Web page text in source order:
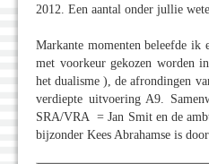
2012. Een aantal onder jullie
Markante momenten beleefde ik
met voorkeur gekozen worden
het dualisme ), de afrondingen
verdiepte uitvoering A9.
SRA/VRA = Jan Smit en de
bijzonder Kees Abrahamse is